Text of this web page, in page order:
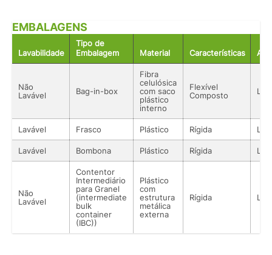
EMBALAGENS
Lavabilidade
Tipo de
Embalagem
Material Características
Não
Lavável
Bag-in-box
Fibra
celulósica
com saco
plástico
interno
Flexível
Composto
Lavável Frasco Plástico Rígida
Lavável Bombona Plástico Rígida
Não
Lavável
Contentor
Intermediário
para Granel
(intermediate
bulk
container
(IBC))
Plástico
com
estrutura
metálica
externa
Rígida